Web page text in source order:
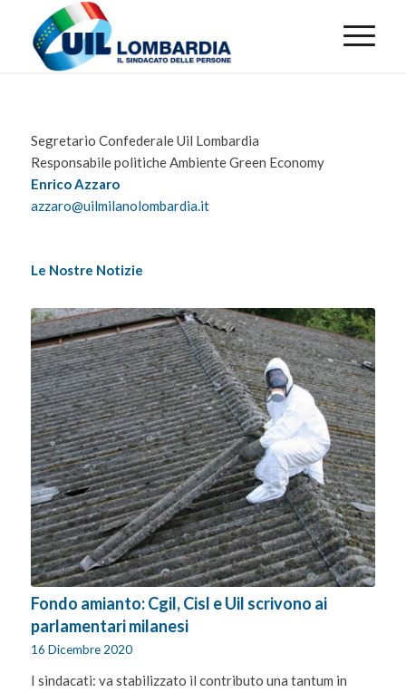
Segretario Confederale Uil Lombardia
Responsabile politiche Ambiente Green Economy
Enrico Azzaro
azzaro@uilmilanolombardia.it
Le Nostre Notizie
Fondo amianto: Cgil, Cisl e Uil scrivono ai
parlamentari milanesi
16 Dicembre 2020
I sindacati: va stabilizzato il contributo una tantum in